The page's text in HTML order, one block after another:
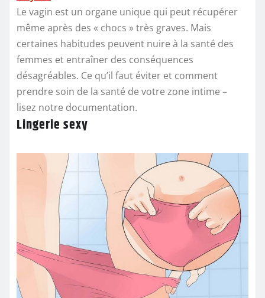
Le vagin est un organe unique qui peut récupérer
même après des « chocs » très graves. Mais
certaines habitudes peuvent nuire à la santé des
femmes et entraîner des conséquences
désagréables. Ce qu’il faut éviter et comment
prendre soin de la santé de votre zone intime –
lisez notre documentation.
Lingerie sexy